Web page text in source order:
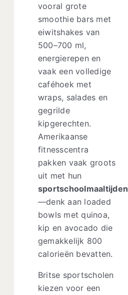
vooral grote
smoothie bars met
eiwitshakes van
500–700 ml,
energierepen en
vaak een volledige
caféhoek met
wraps, salades en
gegrilde
kipgerechten.
Amerikaanse
fitnesscentra
pakken vaak groots
uit met hun
sportschoolmaaltijden
—denk aan loaded
bowls met quinoa,
kip en avocado die
gemakkelijk 800
calorieën bevatten.
Britse sportscholen
kiezen voor een